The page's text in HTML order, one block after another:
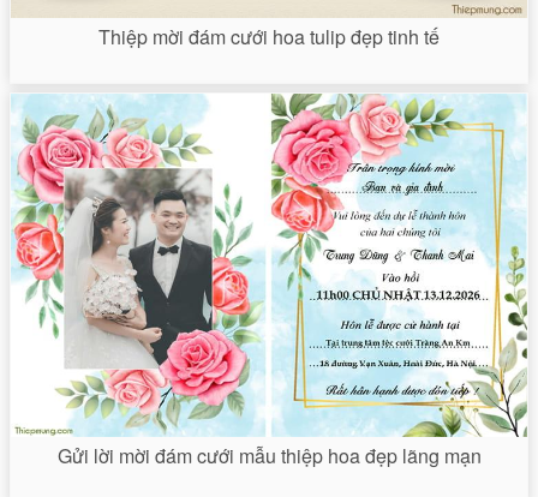
Thiệp mời đám cưới hoa tulip đẹp tinh tế
Gửi lời mời đám cưới mẫu thiệp hoa đẹp lãng mạn